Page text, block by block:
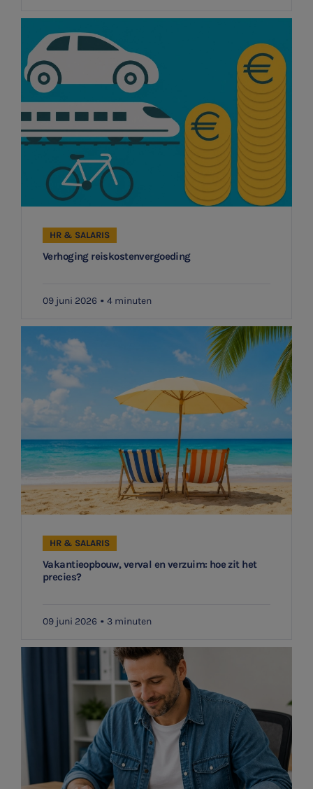
Verhoging reiskostenvergoeding
HR & SALARIS
09 juni 2026 4 minuten
Vakantieopbouw, verval en verzuim: hoe zit het
precies?
HR & SALARIS
09 juni 2026 3 minuten